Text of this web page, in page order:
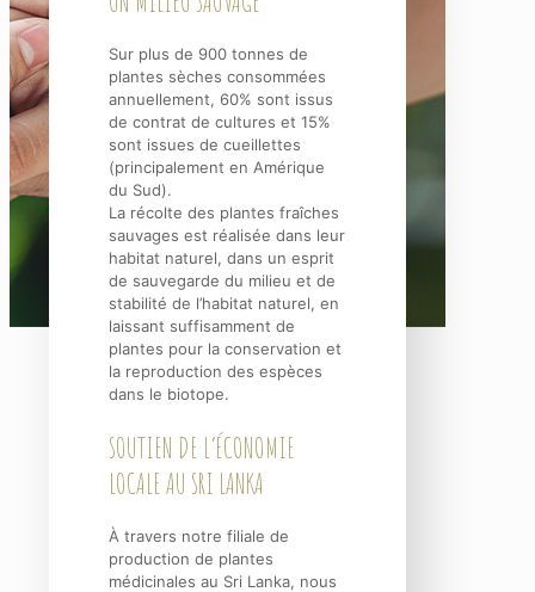
Sur plus de 900 tonnes de
plantes sèches consommées
annuellement, 60% sont issus
de contrat de cultures et 15%
sont issues de cueillettes
(principalement en Amérique
du Sud).
La récolte des plantes fraîches
sauvages est réalisée dans leur
habitat naturel, dans un esprit
de sauvegarde du milieu et de
stabilité de l’habitat naturel, en
laissant suffisamment de
plantes pour la conservation et
la reproduction des espèces
dans le biotope.
SOUTIEN DE L’ÉCONOMIE
LOCALE AU SRI LANKA
À travers notre filiale de
production de plantes
médicinales au Sri Lanka, nous